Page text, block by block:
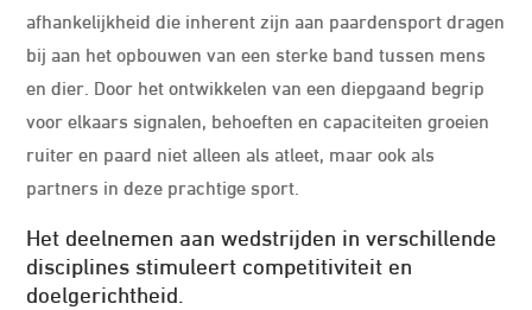
afhankelijkheid die inherent zijn aan paardensport dragen
bij aan het opbouwen van een sterke band tussen mens
en dier. Door het ontwikkelen van een diepgaand begrip
voor elkaars signalen, behoeften en capaciteiten groeien
ruiter en paard niet alleen als atleet, maar ook als
partners in deze prachtige sport.
Het deelnemen aan wedstrijden in verschillende
disciplines stimuleert competitiviteit en
doelgerichtheid.